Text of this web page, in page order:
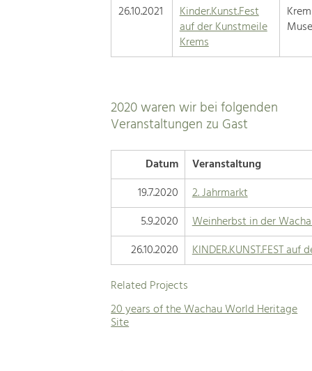
26.10.2021
Kinder.Kunst.Fest
auf der Kunstmeile
Krems
2020 waren wir bei folgenden
Veranstaltungen zu Gast
Datum
Veranstaltung
19.7.2020
2. Jahrmarkt
5.9.2020
Weinherbst in der
26.10.2020
KINDER.KUNST.FEST
Related Projects
20 years of the Wachau World Heritage
Site